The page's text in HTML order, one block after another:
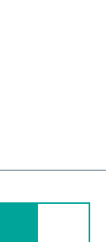
Salud, Usach